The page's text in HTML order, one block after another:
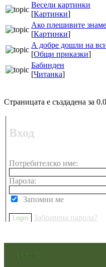
Весели картинки
[Картинки]
Ако плешивите
[Картинки]
А добре дошли на
[Общи приказки]
Бабинден
[Читанка]
Страницата е създадена за
Вход
Потребителско име:
Парола:
Запомни ме
Забравена парола?
ВАЖНО: